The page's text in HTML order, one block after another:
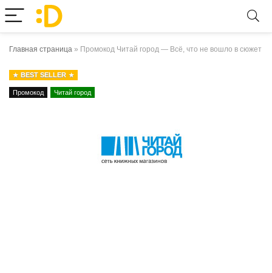
Главная страница » Промокод Читай город — Всё, что не вошло в сюжет
BEST SELLER
Промокод Читай город